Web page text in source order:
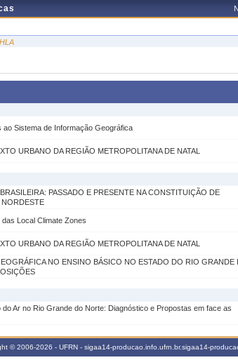
ao Sistema de Informação Geográfica
URBANO DA REGIÃO METROPOLITANA DE NATAL
PASSADO E PRESENTE NA CONSTITUIÇÃO DE
Local Climate Zones
URBANO DA REGIÃO METROPOLITANA DE NATAL
NO ENSINO BÁSICO NO ESTADO DO RIO GRANDE
Ar no Rio Grande do Norte: Diagnóstico e Propostas em face as
© 2006-2026 - UFRN - sigaa14-producao.info.ufrn.br.sigaa14-